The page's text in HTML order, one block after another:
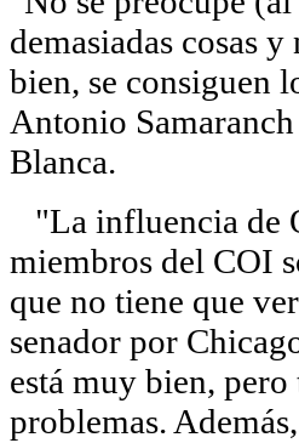
demasiadas cosas
bien, se consiguen
Antonio
Blanca.
"La influencia de
miembros del COI
que no tiene que
senador por
está muy bien,
problemas.